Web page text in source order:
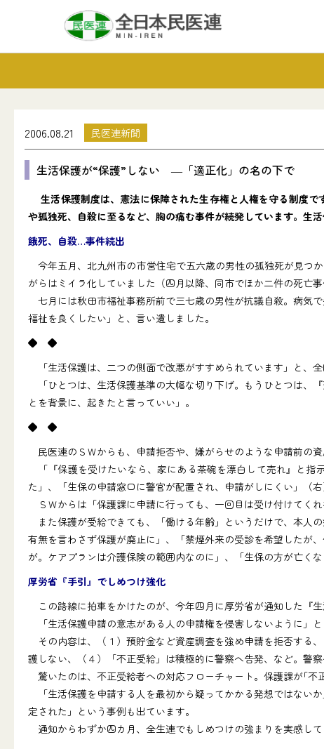
2006.08.21 民医連新聞
生活保護が“保護”しない ―「適正化」の名の下で
生活保護制度は、憲法に保障された生存権と人権を守る制度
や孤独死、自殺に至るなど、胸の痛む事件が続発しています。生
餓死、自殺…事件続出
今年五月、北九州市の市営住宅で五六歳の男性の孤独死が見つ
がらはミイラ化していました（四月以降、同市でほか二件の死亡事
七月には秋田市福祉事務所前で三七歳の男性が抗議自殺。病気
福祉を良くしたい」と、言い遺しました。
◆ ◆
「生活保護は、二つの側面で改悪がすすめられています」と、
「ひとつは、生活保護基準の大幅な切り下げ。もうひとつは、
とを背景に、起きたと言っていい」。
◆ ◆
民医連のＳＷからも、申請拒否や、嫌がらせのような申請前の
「『保護を受けたいなら、家にある茶碗を漂白して売れ』と指
た」、「生保の申請窓口に警官が配置され、申請がしにくい」（右
ＳＷからは「保護課に申請に行っても、一回目は受け付けてく
また保護が受給できても、「働ける年齢」というだけで、本人
有無を言わさず保護が廃止に」、「禁煙外来の受診を希望したが
が。ケアプランは介護保険の範囲内なのに」、「生保の方が亡く
厚労省『手引』でしめつけ強化
この路線に拍車をかけたのが、今年四月に厚労省が通知した『
「生活保護申請の意志がある人の申請権を侵害しないように」
その内容は、（１）預貯金など資産調査を強め申請を拒否する
護しない、（４）「不正受給」は積極的に警察へ告発、など。警
驚いたのは、不正受給者への対応フローチャート。保護課が｢不
「生活保護を申請する人を最初から疑ってかかる発想ではない
定された」という事例も出ています。
通知からわずか四カ月、全生連でもしめつけの強まりを実感して